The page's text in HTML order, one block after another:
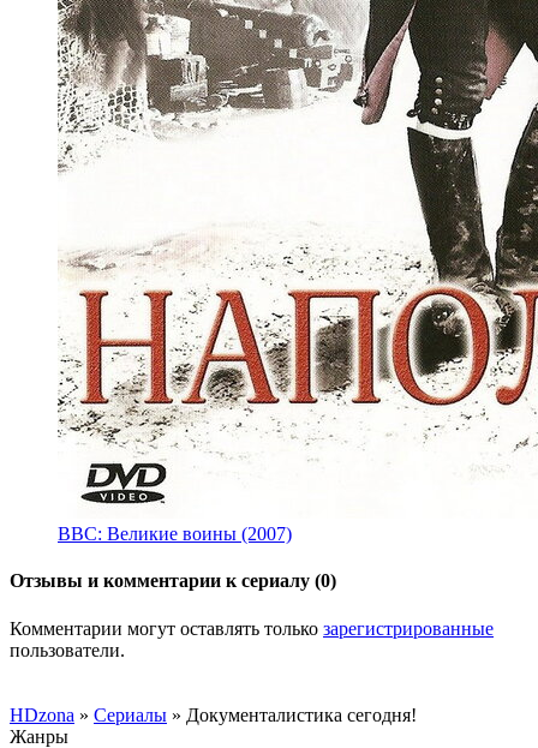
BBC: Великие воины (2007)
Отзывы и комментарии к сериалу (0)
Комментарии могут оставлять только зарегистрированные
пользователи.
HDzona » Сериалы » Документалистика сегодня!
Жанры